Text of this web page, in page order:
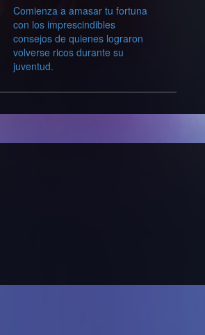
Comienza a amasar tu fortuna
con los imprescindibles
consejos de quienes lograron
volverse ricos durante su
juventud.